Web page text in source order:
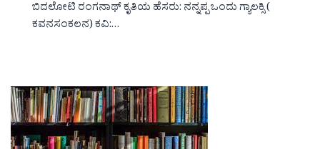
ಬಿದಲೋಟಿ ರಂಗನಾಥ್ ಕೃತಿಯ ಹೆಸರು: ನನ್ನಪ್ಪ ಒಂದು ಗ್ಯಾಲಕ್ಸಿ (
ಕವನಸಂಕಲನ) ಕವಿ:…